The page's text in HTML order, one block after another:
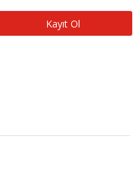
Kayıt Ol